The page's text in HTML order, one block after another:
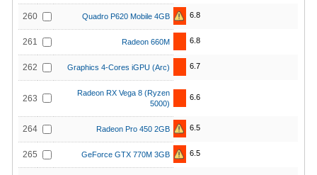
260 Quadro P620 Mobile 4GB 6.8
261 Radeon 660M 6.8
262 Graphics 4-Cores iGPU (Arc) 6.7
263
Radeon RX Vega 8 (Ryzen
5000)
6.6
264 Radeon Pro 450 2GB 6.5
265 GeForce GTX 770M 3GB 6.5